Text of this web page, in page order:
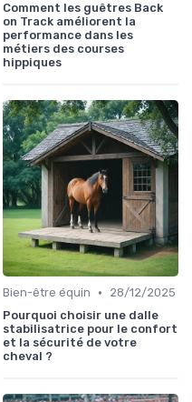
Comment les guêtres Back
on Track améliorent la
performance dans les
métiers des courses
hippiques
Bien-être équin •
28/12/2025
Pourquoi choisir une dalle
stabilisatrice pour le confort
et la sécurité de votre
cheval ?